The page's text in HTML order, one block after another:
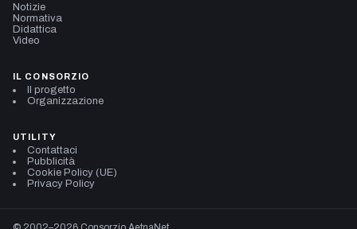
Notizie
Normativa
Didattica
Video
IL CONSORZIO
Il progetto
Organizzazione
UTILITY
Contattaci
Pubblicità
Cookie Policy (UE)
Privacy Policy